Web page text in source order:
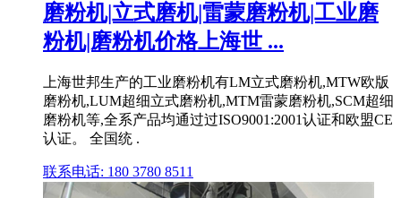
磨粉机|立式磨机|雷蒙磨粉机|工业磨
粉机|磨粉机价格上海世 ...
上海世邦生产的工业磨粉机有LM立式磨粉机,MTW欧版
磨粉机,LUM超细立式磨粉机,MTM雷蒙磨粉机,SCM超细
磨粉机等,全系产品均通过过ISO9001:2001认证和欧盟CE
认证。 全国统 .
联系电话: 180 3780 8511